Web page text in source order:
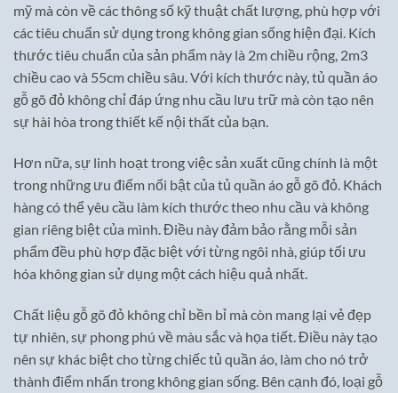
mỹ mà còn về các thông số kỹ thuật chất lượng, phù hợp với
các tiêu chuẩn sử dụng trong không gian sống hiện đại. Kích
thước tiêu chuẩn của sản phẩm này là 2m chiều rộng, 2m3
chiều cao và 55cm chiều sâu. Với kích thước này, tủ quần áo
gỗ gõ đỏ không chỉ đáp ứng nhu cầu lưu trữ mà còn tạo nên
sự hài hòa trong thiết kế nội thất của bạn.
Hơn nữa, sự linh hoạt trong việc sản xuất cũng chính là một
trong những ưu điểm nổi bật của tủ quần áo gỗ gõ đỏ. Khách
hàng có thể yêu cầu làm kích thước theo nhu cầu và không
gian riêng biệt của mình. Điều này đảm bảo rằng mỗi sản
phẩm đều phù hợp đặc biệt với từng ngôi nhà, giúp tối ưu
hóa không gian sử dụng một cách hiệu quả nhất.
Chất liệu gỗ gõ đỏ không chỉ bền bỉ mà còn mang lại vẻ đẹp
tự nhiên, sự phong phú về màu sắc và họa tiết. Điều này tạo
nên sự khác biệt cho từng chiếc tủ quần áo, làm cho nó trở
thành điểm nhấn trong không gian sống. Bên cạnh đó, loại gỗ